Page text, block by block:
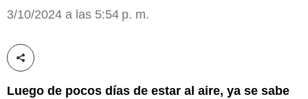
3/10/2024 a las 5:54 p. m.
Compartir esta noticia
Luego de pocos días de estar al aire, ya se sabe